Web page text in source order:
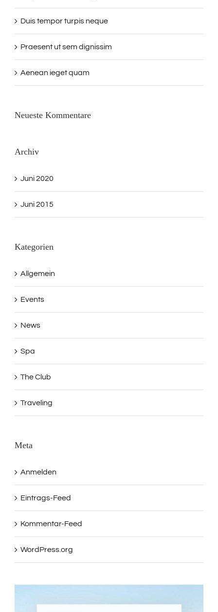
Duis tempor turpis neque
Praesent ut sem dignissim
Aenean ieget quam
Neueste Kommentare
Archiv
Juni 2020
Juni 2015
Kategorien
Allgemein
Events
News
Spa
The Club
Traveling
Meta
Anmelden
Eintrags-Feed
Kommentar-Feed
WordPress.org